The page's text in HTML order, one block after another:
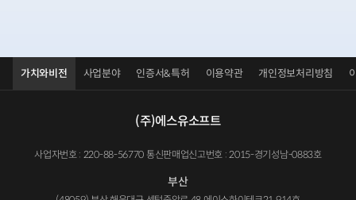
가치와비전 사업분야 인증서&특허 이용약관 개인정보처리방침
(주)에스유소프트
사업자번호 : 220-88-56770 통신판매업신고번호 : 2015-경기성남-0883호
부산